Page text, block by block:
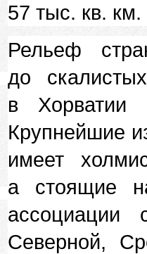
57 тыс. кв. км.
Рельеф
до
в Хорватии
Крупнейшие
имеет
а стоящие
ассоциации
Северной,